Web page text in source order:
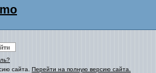
сайта. Перейти на полную версию сайта.